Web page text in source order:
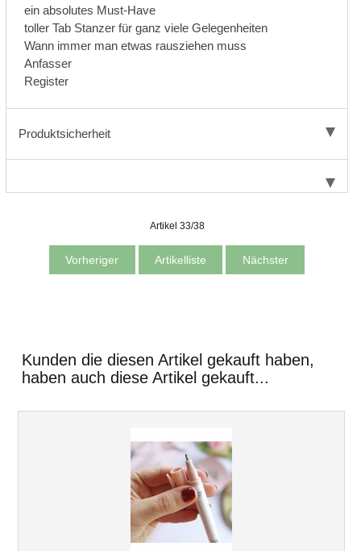
ein absolutes Must-Have
toller Tab Stanzer für ganz viele Gelegenheiten
Wann immer man etwas rausziehen muss
Anfasser
Register
Produktsicherheit
Artikel 33/38
Vorheriger Artikelliste Nächster
Kunden die diesen Artikel gekauft haben,
haben auch diese Artikel gekauft...